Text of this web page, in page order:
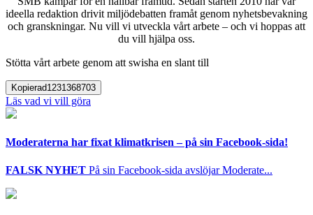
ideella redaktion drivit miljödebatten framåt genom nyhetsbevakning
och granskningar. Nu vill vi utveckla vårt arbete – och vi hoppas att
du vill hjälpa oss.
Stötta vårt arbete genom att swisha en slant till
Kopierad1231368703
Läs vad vi vill göra
Moderaterna har fixat klimatkrisen – på sin Facebook-sida!
FALSK NYHET På sin Facebook-sida avslöjar Moderate...